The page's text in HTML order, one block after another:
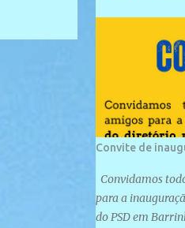
Convite de
Convidamos
para a
do PSD em